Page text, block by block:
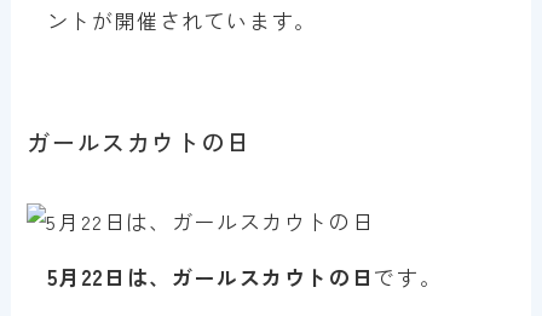
ントが開催されています。
ガールスカウトの日
5月22日は、ガールスカウトの日 です。